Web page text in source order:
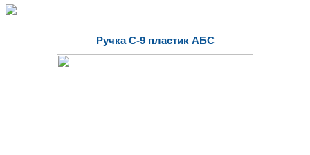
Ручка С-9 пластик АБС